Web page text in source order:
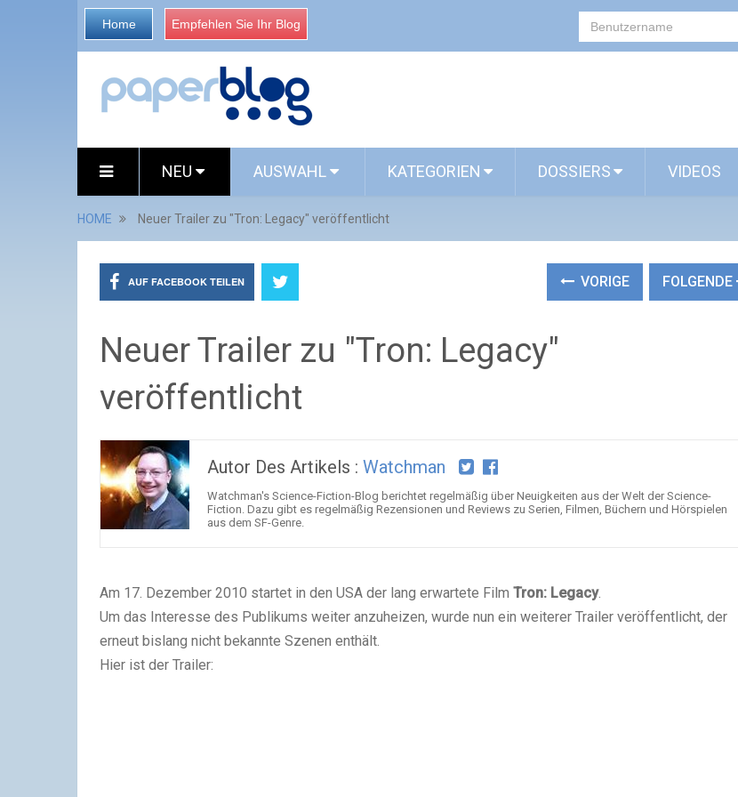
Home Empfehlen Sie Ihr Blog
NEU AUSWAHL KATEGORIEN DOSSIERS VIDEOS
HOME Neuer Trailer zu "Tron: Legacy" veröffentlicht
AUF FACEBOOK TEILEN VORIGE FOLGENDE
Neuer Trailer zu "Tron: Legacy"
veröffentlicht
Autor Des Artikels : Watchman
Watchman's Science-Fiction-Blog berichtet regelmäßig über Neuigkeiten aus der Welt der Science-
Fiction. Dazu gibt es regelmäßig Rezensionen und Reviews zu Serien, Filmen, Büchern und Hörspielen
aus dem SF-Genre.
Am 17. Dezember 2010 startet in den USA der lang erwartete Film Tron: Legacy.
Um das Interesse des Publikums weiter anzuheizen, wurde nun ein weiterer Trailer veröffentlicht, der
erneut bislang nicht bekannte Szenen enthält.
Hier ist der Trailer: